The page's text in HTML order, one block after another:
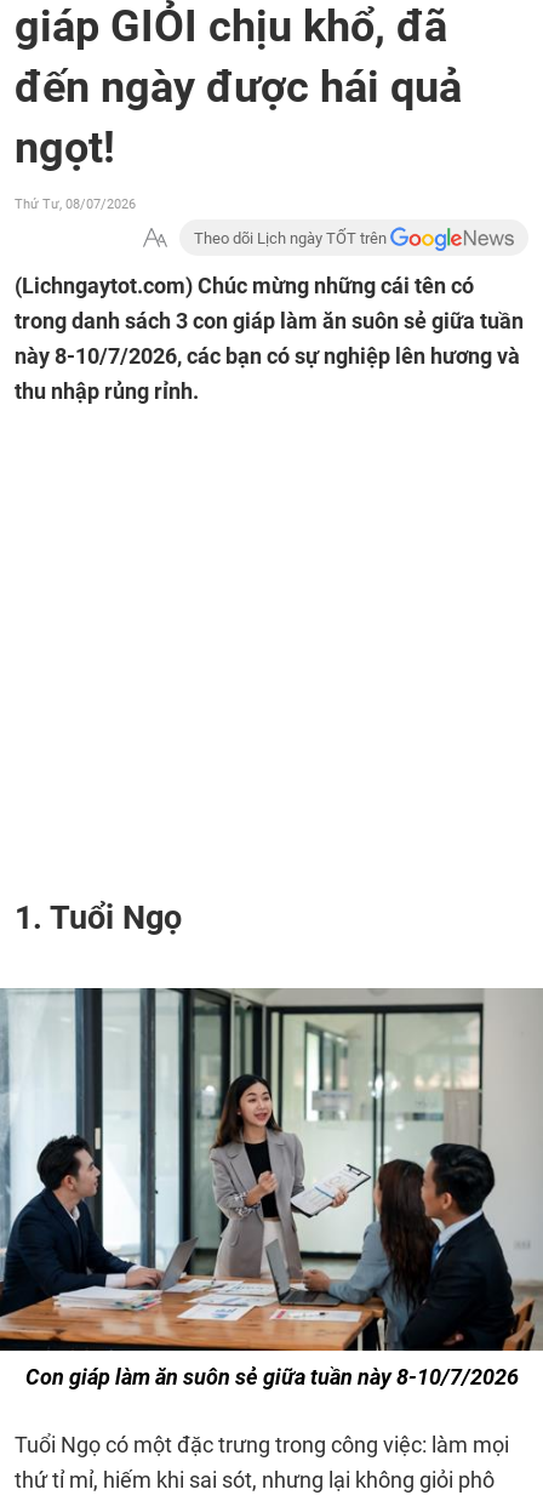
giáp GIỎI chịu khổ, đã
đến ngày được hái quả
ngọt!
Thứ Tư, 08/07/2026
Theo dõi Lịch ngày TỐT trên
(Lichngaytot.com)Chúc mừng những cái tên có
trong danh sách 3 con giáp làm ăn suôn sẻ giữa tuần
này 8-10/7/2026, các bạn có sự nghiệp lên hương và
thu nhập rủng rỉnh.
1. Tuổi Ngọ
Con giáp làm ăn suôn sẻ giữa tuần này 8-10/7/2026
Tuổi Ngọ có một đặc trưng trong công việc: làm mọi
thứ tỉ mỉ, hiếm khi sai sót, nhưng lại không giỏi phô